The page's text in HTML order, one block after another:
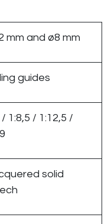
mm and ø8 mm
guides
/ 1:8,5 / 1:12,5 /
solid